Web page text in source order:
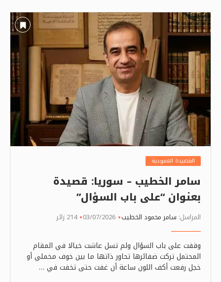
القصيدة العمودية
سامر الخطيب – سوريا: قصيدة
بعنوان “على باب السؤال”
المراسل: سامر محمود الخطيب 03/07/2026 214 زائر
وقفت على باب السؤال ولم تسل عاشت خيالا في المقام
المحتمل تركت ضفائرها تحاور ذاتها ما بين خوف مخملي أو
خجل رفعت أكف اللون ساعة أن غفت حتى تخفت في …